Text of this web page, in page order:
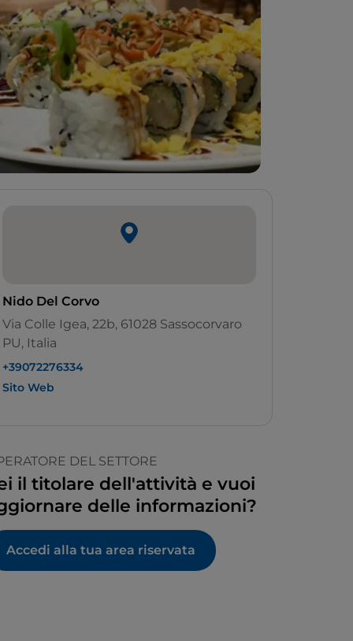
Nido Del Corvo
Via Colle Igea, 22b, 61028 Sassocorvaro
PU, Italia
+39072276334
Sito Web
DEL SETTORE
il titolare dell'attività e vuoi
delle informazioni?
Accedi alla tua area riservata